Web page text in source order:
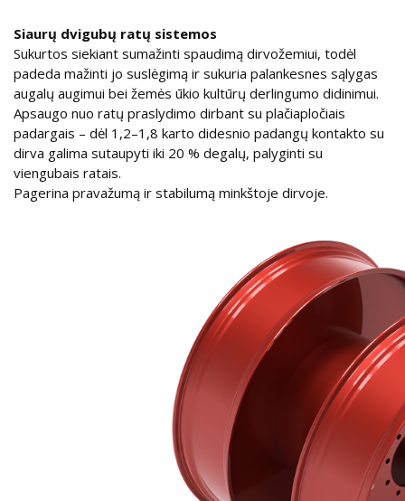
Siaurų dvigubų ratų sistemos
Sukurtos siekiant sumažinti spaudimą dirvožemiui, todėl
padeda mažinti jo suslėgimą ir sukuria palankesnes sąlygas
augalų augimui bei žemės ūkio kultūrų derlingumo didinimui.
Apsaugo nuo ratų praslydimo dirbant su plačiapločiais
padargais – dėl 1,2–1,8 karto didesnio padangų kontakto su
dirva galima sutaupyti iki 20 % degalų, palyginti su
viengubais ratais.
Pagerina pravažumą ir stabilumą minkštoje dirvoje.